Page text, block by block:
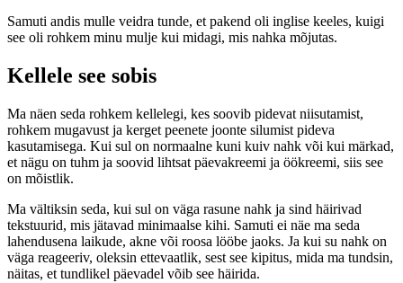
Samuti andis mulle veidra tunde, et pakend oli inglise keeles, kuigi
see oli rohkem minu mulje kui midagi, mis nahka mõjutas.
Kellele see sobis
Ma näen seda rohkem kellelegi, kes soovib pidevat niisutamist,
rohkem mugavust ja kerget peenete joonte silumist pideva
kasutamisega. Kui sul on normaalne kuni kuiv nahk või kui märkad,
et nägu on tuhm ja soovid lihtsat päevakreemi ja öökreemi, siis see
on mõistlik.
Ma vältiksin seda, kui sul on väga rasune nahk ja sind häirivad
tekstuurid, mis jätavad minimaalse kihi. Samuti ei näe ma seda
lahendusena laikude, akne või roosa lööbe jaoks. Ja kui su nahk on
väga reageeriv, oleksin ettevaatlik, sest see kipitus, mida ma tundsin,
näitas, et tundlikel päevadel võib see häirida.